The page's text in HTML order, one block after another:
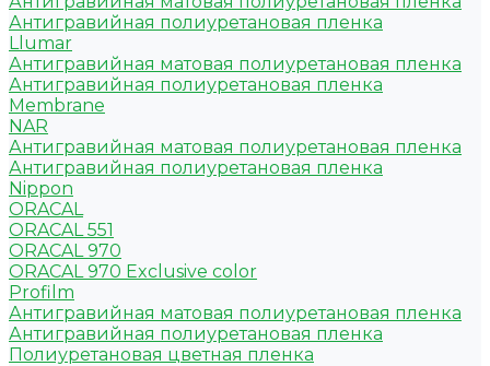
Антигравийная полиуретановая пленка
Llumar
Антигравийная матовая полиуретановая пленка
Антигравийная полиуретановая пленка
Membrane
NAR
Антигравийная матовая полиуретановая пленка
Антигравийная полиуретановая пленка
Nippon
ORACAL
ORACAL 551
ORACAL 970
ORACAL 970 Exclusive color
Profilm
Антигравийная матовая полиуретановая пленка
Антигравийная полиуретановая пленка
Полиуретановая цветная пленка